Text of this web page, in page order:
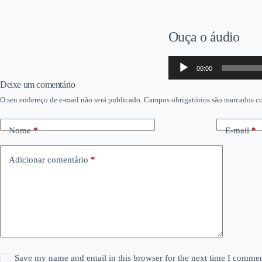
Ouça o áudio
Tocador
áudio
00:00
Deixe um comentário
O seu endereço de e-mail não será publicado. Campos obrigatórios são marcados
Nome* E-mail*
Adicionar comentário *
Save my name and email in this browser for the next time I